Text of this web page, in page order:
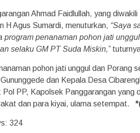
Ahmad Faidlullah, yang
H Agus Sumardi, menuturkan, “Saya
program penanaman pohon jati
selaku GM PT Suda Miskin,”
pohon jati unggul dan Porang
dan Kepala Desa
PP, Kapolsek Panggarangan yang
dan para kiyai, ulama setempat.
324